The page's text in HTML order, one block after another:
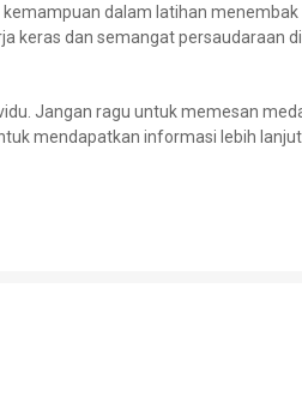
kemampuan dalam latihan menembak
keras dan semangat persaudaraan
Jangan ragu untuk memesan
mendapatkan informasi lebih